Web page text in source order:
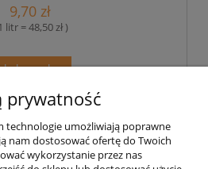
9,70 zł
litr = 48,50 zł )
do koszyka
Pomoc
prywatność
technologie umożliwiają poprawne
nam dostosować ofertę do Twoich
wykorzystanie przez nas